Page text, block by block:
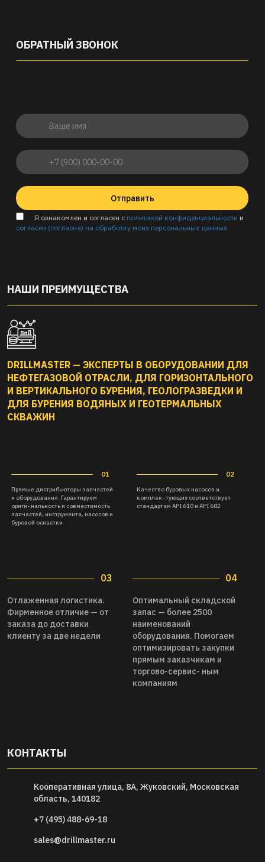
ОБРАТНЫЙ ЗВОНОК
Отправить
Я ознакомлен и согласен с политикой конфиденциальности и
согласен (согласна) на обработку моих персональных данных
НАШИ ПРЕИМУЩЕСТВА
DRILLMASTER — ЭКСПЕРТЫ В ОБОРУДОВАНИИ ДЛЯ
НЕФТЕГАЗОВОЙ ОТРАСЛИ, ДЛЯ ГОРИЗОНТАЛЬНОГО
И ВЕРТИКАЛЬНОГО БУРЕНИЯ, ГЕОЛОГРАЗВЕДКИ И
ДЛЯ БУРЕНИЯ ВОДЯНЫХ И ГЕОТЕРМАЛЬНЫХ
СКВАЖИН
03
Отлаженная логистика.
Фирменное отличие — от
заказа до доставки
клиенту за две недели
04
Оптимальный складской
запас — более 2500
наименований
оборудования. Помогаем
оптимизировать закупки
прямым заказчикам и
торгово-сервис- ным
компаниям
КОНТАКТЫ
Кооперативная улица, 8А, Жуковский, Московская
область, 140182
+7 (495) 488-69-18
sales@drillmaster.ru